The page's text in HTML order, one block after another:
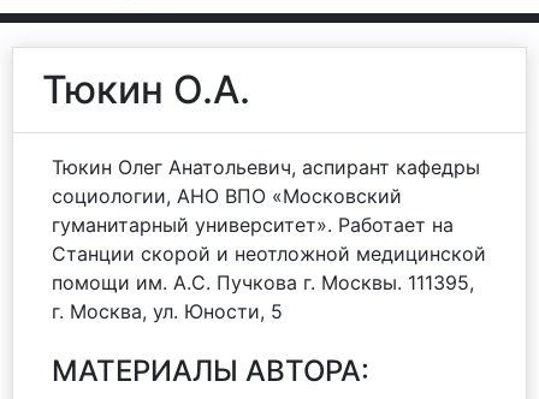
Тюкин О.А.
Тюкин Олег Анатольевич, аспирант кафедры
социологии, АНО ВПО «Московский
гуманитарный университет». Работает на
Станции скорой и неотложной медицинской
помощи им. А.С. Пучкова г. Москвы. 111395,
г. Москва, ул. Юности, 5
МАТЕРИАЛЫ АВТОРА: